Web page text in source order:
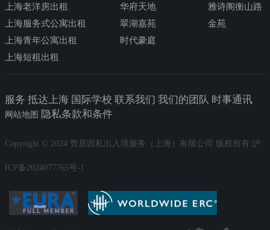
上海老洋房出租
上海服务式公寓出租
上海青年公寓出租
上海短租出租
华府天地
翠湖嘉苑
时代豪庭
雅诗阁衡山路
金苑
服务 抵达上海 国际学校 联系我们 我们的团队 时事通讯
网站地图 隐私条款和条件
Copyright © 2024 赞居因私出入境服务（上海）有限公司 版权所有 沪
ICP备2024077765号-1